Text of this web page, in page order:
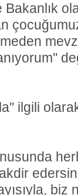
ilgili
biz